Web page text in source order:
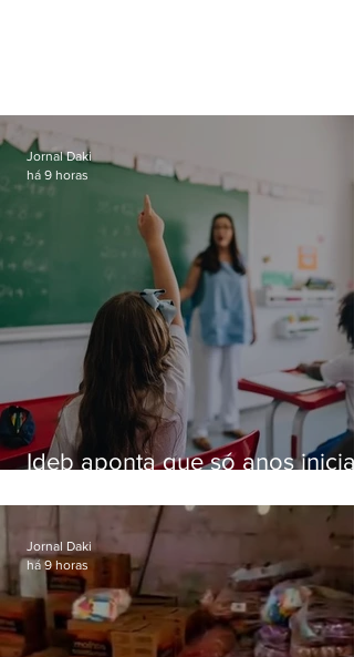
Ideb aponta que só anos
educação
Jornal Daki
há 9 horas
Jornal Daki
há 9 horas